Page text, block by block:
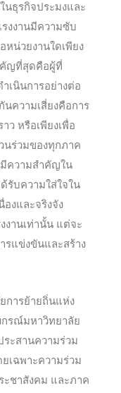
นธุรกิจประมงและ
งงานมีความซับ
น่วยงานใดเพียง
คัญที่สุดคือผู้ที่
เนินการอย่างต่อ
นความเสี่ยงคือการ
ว หรือเพียงเพื่อ
นร่วมของทุกภาค
มีความสำคัญใน
รับความใส่ใจใน
งและจริงจัง
งานเท่านั้น แต่จะ
รแข่งขันและสร้าง
การย้ายถิ่นแห่ง
กรณ์มหาวิทยาลัย
ระสานความร่วม
เฉพาะความร่วม
ะชาสังคม และภาค